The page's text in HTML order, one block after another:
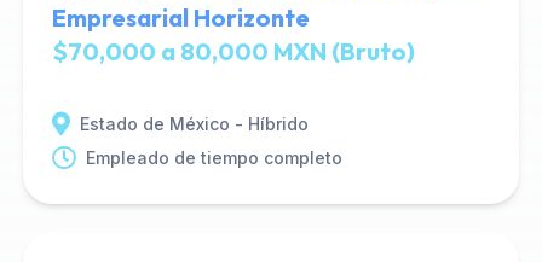
Empresarial Horizonte
$70,000 a 80,000 MXN (Bruto)
Estado de México - Híbrido
Empleado de tiempo completo